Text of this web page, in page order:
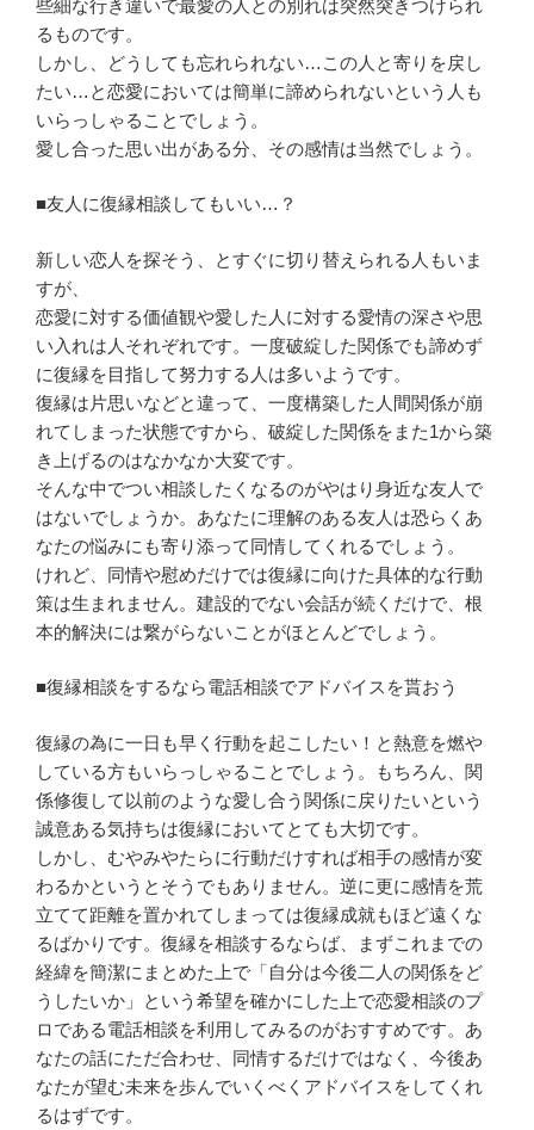
些細な行き違いで最愛の人との別れは突然突きつけられ
るものです。
しかし、どうしても忘れられない…この人と寄りを戻し
たい…と恋愛においては簡単に諦められないという人も
いらっしゃることでしょう。
愛し合った思い出がある分、その感情は当然でしょう。
■友人に復縁相談してもいい…？
新しい恋人を探そう、とすぐに切り替えられる人もいま
すが、
恋愛に対する価値観や愛した人に対する愛情の深さや思
い入れは人それぞれです。一度破綻した関係でも諦めず
に復縁を目指して努力する人は多いようです。
復縁は片思いなどと違って、一度構築した人間関係が崩
れてしまった状態ですから、破綻した関係をまた1から築
き上げるのはなかなか大変です。
そんな中でつい相談したくなるのがやはり身近な友人で
はないでしょうか。あなたに理解のある友人は恐らくあ
なたの悩みにも寄り添って同情してくれるでしょう。
けれど、同情や慰めだけでは復縁に向けた具体的な行動
策は生まれません。建設的でない会話が続くだけで、根
本的解決には繋がらないことがほとんどでしょう。
■復縁相談をするなら電話相談でアドバイスを貰おう
復縁の為に一日も早く行動を起こしたい！と熱意を燃や
している方もいらっしゃることでしょう。もちろん、関
係修復して以前のような愛し合う関係に戻りたいという
誠意ある気持ちは復縁においてとても大切です。
しかし、むやみやたらに行動だけすれば相手の感情が変
わるかというとそうでもありません。逆に更に感情を荒
立てて距離を置かれてしまっては復縁成就もほど遠くな
るばかりです。復縁を相談するならば、まずこれまでの
経緯を簡潔にまとめた上で「自分は今後二人の関係をど
うしたいか」という希望を確かにした上で恋愛相談のプ
ロである電話相談を利用してみるのがおすすめです。あ
なたの話にただ合わせ、同情するだけではなく、今後あ
なたが望む未来を歩んでいくべくアドバイスをしてくれ
るはずです。